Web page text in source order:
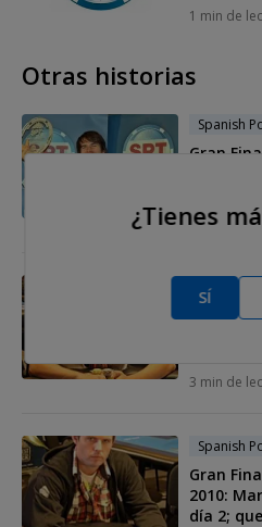
1 min de
Otras historias
Spanish
Gran
2010:
2 min de
Spanish
Gran
3 min de
Spanish
Gran
2010:
día 2;
¿Tienes
SÍ